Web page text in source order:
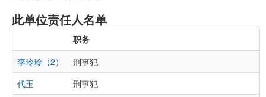
此单位责任人名单
职务
李玲玲（2）
刑事犯
代玉
刑事犯